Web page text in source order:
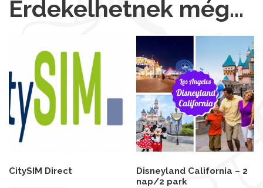
Érdekelhetnek még…
CitySIM Direct
Disneyland California – 2
nap/2 park